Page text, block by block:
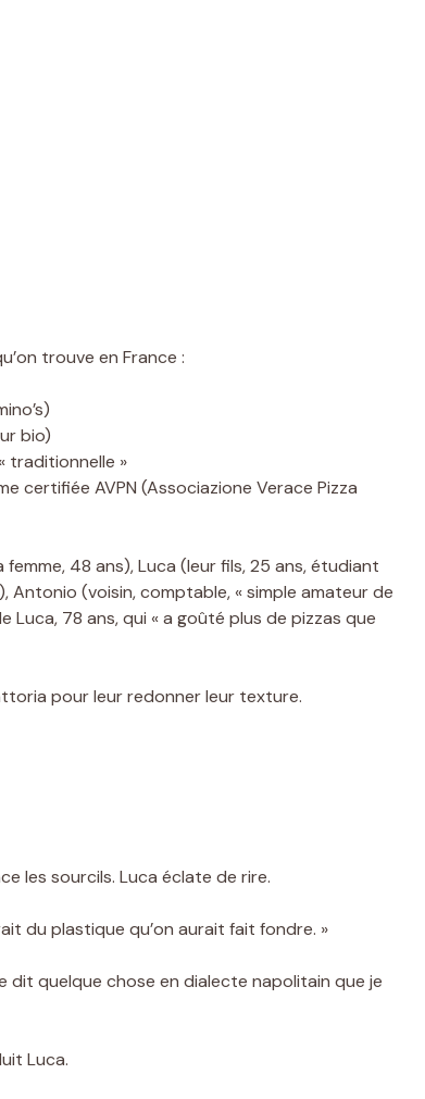
trouve en France :
bio)
traditionnelle »
certifiée AVPN (Associazione Verace Pizza
48 ans), Luca (leur fils, 25 ans, étudiant
Antonio (voisin, comptable, « simple amateur de
Luca, 78 ans, qui « a goûté plus de pizzas que
pour leur redonner leur texture.
les sourcils. Luca éclate de rire.
du plastique qu’on aurait fait fondre. »
dit quelque chose en dialecte napolitain que je
Luca.